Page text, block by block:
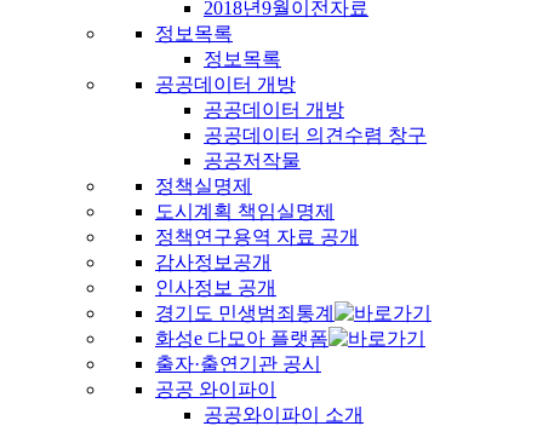
2018년9월이전자료
정보목록
정보목록
공공데이터 개방
공공데이터 개방
공공데이터 의견수렴 창구
공공저작물
정책실명제
도시계획 책임실명제
정책연구용역 자료 공개
감사정보공개
인사정보 공개
경기도 민생범죄통계
화성e 다모아 플랫폼
출자·출연기관 공시
공공 와이파이
공공와이파이 소개